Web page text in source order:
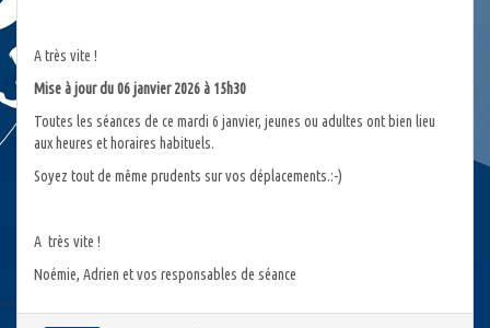
A très vite !
Mise à jour du 06 janvier 2026 à 15h30
Toutes les séances de ce mardi 6 janvier, jeunes ou adultes ont bien lieu
aux heures et horaires habituels.
Soyez tout de même prudents sur vos déplacements.:-)
A très vite !
Noémie, Adrien et vos responsables de séance